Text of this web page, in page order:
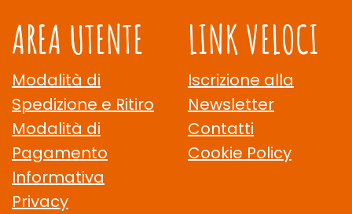
AREA UTENTE
Modalità di
Spedizione e Ritiro
Modalità di
Pagamento
Informativa
Privacy
LINK VELOCI
Iscrizione alla
Newsletter
Contatti
Cookie Policy